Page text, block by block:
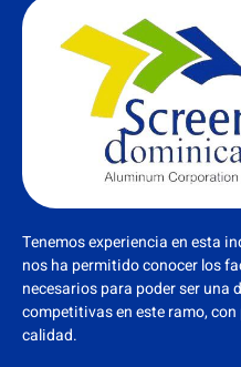
Tenemos experiencia en esta
nos ha permitido conocer los
necesarios para poder ser una
competitivas en este ramo,
calidad.